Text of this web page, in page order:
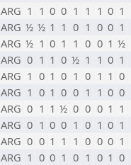
ARG 1 1 0 0 1 1 1 0 1
ARG ½ ½ 1 1 0 1 0 0 1
ARG ½ 1 0 1 1 0 0 1 ½
ARG 0 1 1 0 ½ 1 1 0 1
ARG 1 0 1 0 1 0 1 1 0
ARG 1 0 1 0 0 1 1 0 0
ARG 0 1 1 ½ 0 0 0 1 1
ARG 0 1 0 0 1 0 1 0 1
ARG 0 0 1 1 1 0 0 0 1
ARG 1 0 0 1 0 1 0 1 0